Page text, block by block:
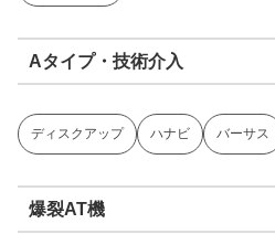
Aタイプ・技術介入
ディスクアップ ハナビ バーサス
爆裂AT機